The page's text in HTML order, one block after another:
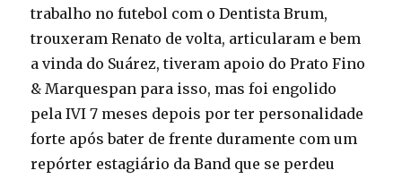
trabalho no futebol com o Dentista Brum,
trouxeram Renato de volta, articularam e bem
a vinda do Suárez, tiveram apoio do Prato Fino
& Marquespan para isso, mas foi engolido
pela IVI 7 meses depois por ter personalidade
forte após bater de frente duramente com um
repórter estagiário da Band que se perdeu